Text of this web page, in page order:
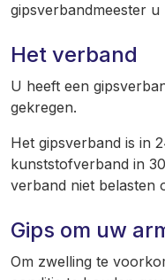
gipsverbandmeester
Het verband
U heeft een
gekregen.
Het gipsverband is in
kunststofverband in
verband niet belasten
Gips om uw
Om zwelling te